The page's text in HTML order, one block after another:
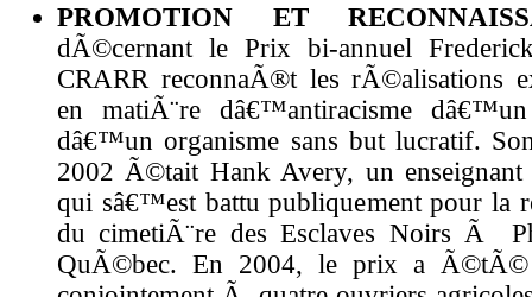
PROMOTION ET
dÃ©cernant le Prix bi-annuel
CRARR reconnaÃ®t les rÃ©alisations
en matiÃ¨re dâ€™antiracisme
dâ€™un organisme sans but lucratif.
2002 Ã©tait Hank Avery, un
qui sâ€™est battu publiquement pour la
du cimetiÃ¨re des Esclaves Noirs Ã
QuÃ©bec. En 2004, le prix a